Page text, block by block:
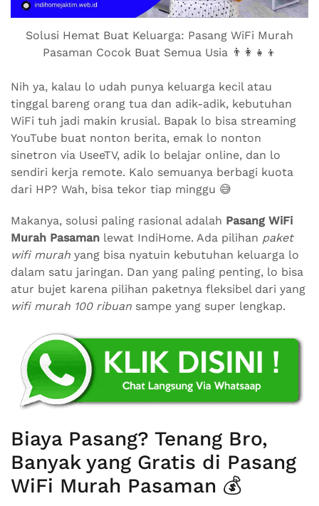
Solusi Hemat Buat Keluarga: Pasang WiFi Murah
Pasaman Cocok Buat Semua Usia 👨‍👩‍👧‍👦
Nih ya, kalau lo udah punya keluarga kecil atau
tinggal bareng orang tua dan adik-adik, kebutuhan
WiFi tuh jadi makin krusial. Bapak lo bisa streaming
YouTube buat nonton berita, emak lo nonton
sinetron via UseeTV, adik lo belajar online, dan lo
sendiri kerja remote. Kalo semuanya berbagi kuota
dari HP? Wah, bisa tekor tiap minggu 😅
Makanya, solusi paling rasional adalah Pasang WiFi
Murah Pasaman lewat IndiHome. Ada pilihan paket
wifi murah yang bisa nyatuin kebutuhan keluarga lo
dalam satu jaringan. Dan yang paling penting, lo bisa
atur bujet karena pilihan paketnya fleksibel dari yang
wifi murah 100 ribuan sampe yang super lengkap.
Biaya Pasang? Tenang Bro,
Banyak yang Gratis di Pasang
WiFi Murah Pasaman 💰